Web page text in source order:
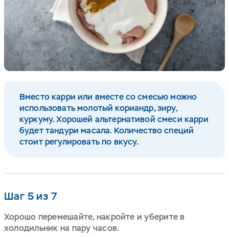
Вместо карри или вместе со смесью можно
использовать молотый кориандр, зиру,
куркуму. Хорошей альтернативой смеси карри
будет тандури масала. Количество специй
стоит регулировать по вкусу.
Шаг 5 из 7
Хорошо перемешайте, накройте и уберите в
холодильник на пару часов.